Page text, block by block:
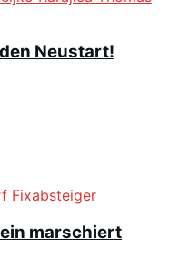
Neustart!
marschiert